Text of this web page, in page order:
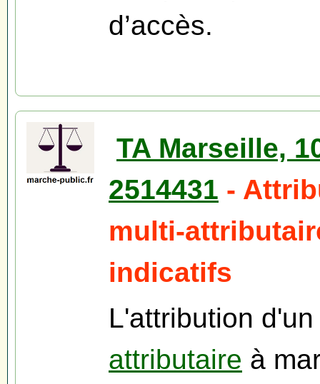
d’accès.
TA Marseille,
2514431 -
multi-
indicatifs
L'attribution
attributaire à